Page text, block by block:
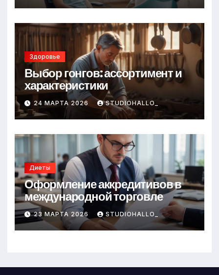
Здоровье
Выбор гонгов: ассортимент и
характеристики
24 МАРТА 2026 STUDIOHALLO_
Диеты
Оформление аккредитивов в
международной торговле
23 МАРТА 2026 STUDIOHALLO_